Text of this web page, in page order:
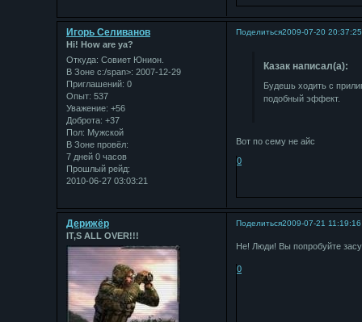
Поделиться2009-07-20 20:37:25
Игорь Селиванов
Hi! How are ya?
Откуда: Совиет Юнион.
В Зоне с:/span>: 2007-12-29
Приглашений: 0
Опыт: 537
Уважение: +56
Доброта: +37
Пол: Мужской
В Зоне провёл:
7 дней 0 часов
Прошлый рейд:
2010-06-27 03:03:21
Казак написал(а):
Будешь ходить с
подобный эффект.
Вот по сему не айс
0
Поделиться2009-07-21 11:19:16
Дерижёр
IT,S ALL OVER!!!
Не! Люди! Вы попробуйте
0